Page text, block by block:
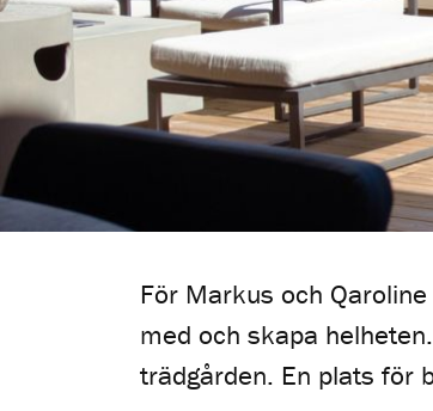
För Markus och
med och skapa
trädgården. En plats för